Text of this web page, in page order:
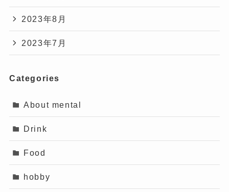
2023年8月
2023年7月
Categories
About mental
Drink
Food
hobby